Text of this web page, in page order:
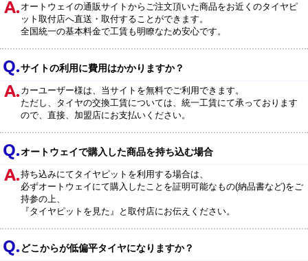
オートウェイの通販サイトからご注文頂いた商品をお近くのタイヤピ
ット取付店へ直送・取付することができます。
全国統一の基本料金で工賃も明瞭なため安心です。
サイトの利用に費用はかかりますか？
カーユーザー様は、当サイトを無料でご利用できます。
ただし、タイヤの交換工賃については、統一工賃にて承っております
ので、直接、加盟店にお支払いください。
オートウェイで購入した商品を持ち込む場合
持ち込みにてタイヤピットを利用する場合は、
必ずオートウェイにて購入したことを証明可能なもの(納品書など)をご
持参の上、
『タイヤピットを見た』と取付店にお伝えください。
どこからが低偏平タイヤになりますか？